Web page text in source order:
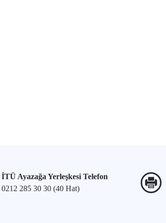
İTÜ Ayazağa Yerleşkesi Telefon
0212 285 30 30 (40 Hat)